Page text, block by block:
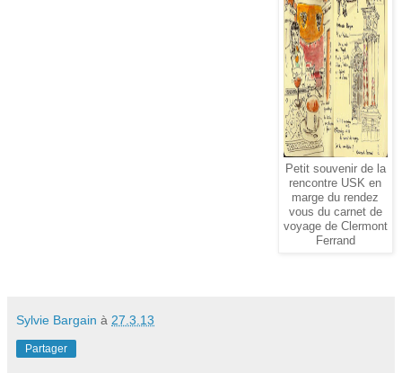
Petit souvenir de la
rencontre USK en
marge du rendez
vous du carnet de
voyage de Clermont
Ferrand
Sylvie Bargain à 27.3.13
Partager